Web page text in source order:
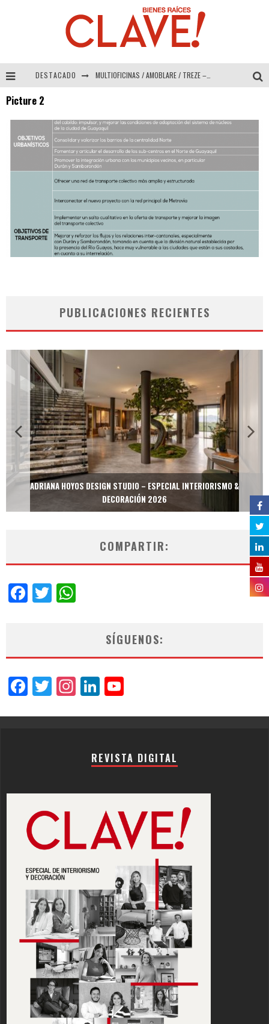
DESTACADO MULTIOFICINAS / AMOBLARE / TREZE – Especial Interiorismo & Decoración 2026
COLINEAL – Especial Interiorismo & Decoración 2026
ADRIANA HOYOS DESIGN STUDIO – Especial Interiorismo & Decoración 2026
Picture 2
PUBLICACIONES RECIENTES
ADRIANA HOYOS DESIGN STUDIO – ESPECIAL INTERIORISMO &
DECORACIÓN 2026
COMPARTIR:
Facebook
Twitter
SÍGUENOS:
Facebook
Twitter
Instagram
LinkedIn
REVISTA DIGITAL